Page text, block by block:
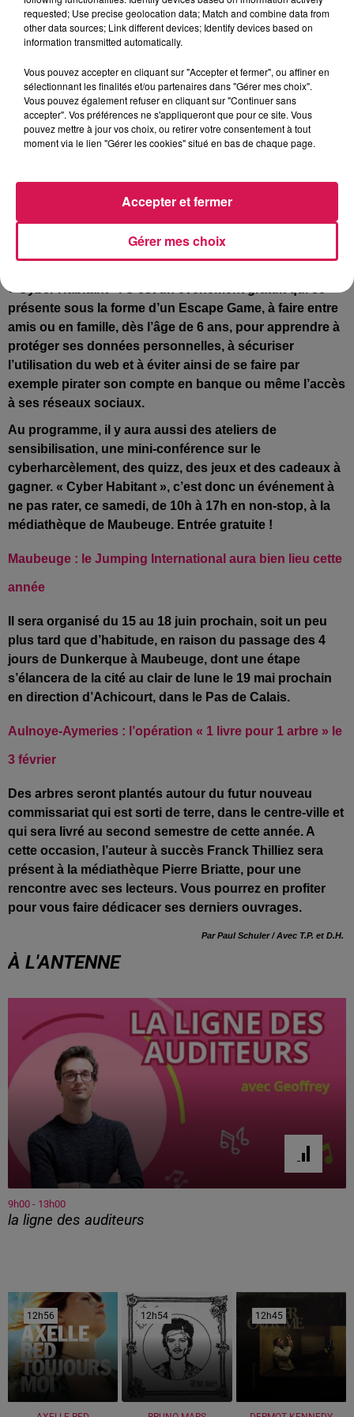
Rendez-vous dès 11h pour assister à la prestation du
groupe Manopolo et leur « alternative Jazz », suivi par
buvette et restauration sur place. L’Apéro-rock
d’Aulnoye, c’est donc ce samedi à 11h, accès libre et
gratuit !
Maubeuge : un évènement « Cyber Habitant » ce samedi
à la médiathèque
Dans le cadre de la journée mondiale de la protection
« Cyber Habitant ». C’est un événement gratuit qui se
présente sous la forme d’un Escape Game, à faire entre
amis ou en famille, dès l’âge de 6 ans, pour apprendre à
protéger ses données personnelles, à sécuriser
l’utilisation du web et à éviter ainsi de se faire par
exemple pirater son compte en banque ou même l’accès
à ses réseaux sociaux.
Au programme, il y aura aussi des ateliers de
sensibilisation, une mini-conférence sur le
cyberharcèlement, des quizz, des jeux et des cadeaux à
gagner. « Cyber Habitant », c’est donc un événement à
ne pas rater, ce samedi, de 10h à 17h en non-stop, à la
médiathèque de Maubeuge. Entrée gratuite !
Maubeuge : le Jumping International aura bien lieu cette
année
Il sera organisé du 15 au 18 juin prochain, soit un peu
plus tard que d’habitude, en raison du passage des 4
jours de Dunkerque à Maubeuge, dont une étape
s’élancera de la cité au clair de lune le 19 mai prochain
en direction d’Achicourt, dans le Pas de Calais.
Aulnoye-Aymeries : l’opération « 1 livre pour 1 arbre » le
3 février
Des arbres seront plantés autour du futur nouveau
commissariat qui est sorti de terre, dans le centre-ville et
qui sera livré au second semestre de cette année. A
cette occasion, l’auteur à succès Franck Thilliez sera
présent à la médiathèque Pierre Briatte, pour une
rencontre avec ses lecteurs. Vous pourrez en profiter
pour vous faire dédicacer ses derniers ouvrages.
Par Paul Schuler / Avec T.P. et D.H.
À L'ANTENNE
9h00 - 13h00
la ligne des auditeurs
12h56
12h56 12h54
12h54 12h45
12h45
requested; Use precise geolocation data; Match and combine data from
other data sources; Link different devices; Identify devices based on
information transmitted automatically.
Vous pouvez accepter en cliquant sur "Accepter et fermer", ou affiner en
sélectionnant les finalités et/ou partenaires dans "Gérer mes choix".
Vous pouvez également refuser en cliquant sur "Continuer sans
accepter". Vos préférences ne s'appliqueront que pour ce site. Vous
pouvez mettre à jour vos choix, ou retirer votre consentement à tout
moment via le lien "Gérer les cookies" situé en bas de chaque page.
Gérer mes choix
Accepter et fermer